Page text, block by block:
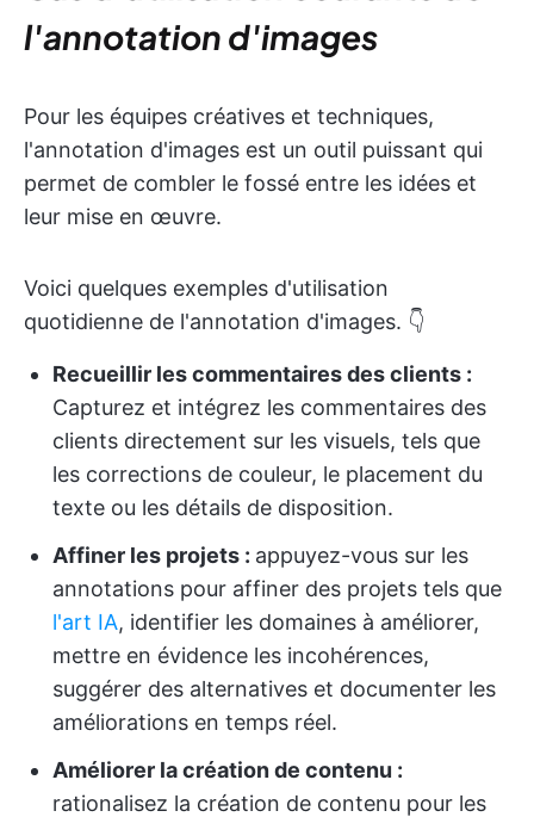
l'annotation d'images
Pour les équipes créatives et techniques,
l'annotation d'images est un outil puissant qui
permet de combler le fossé entre les idées et
leur mise en œuvre.
Voici quelques exemples d'utilisation
quotidienne de l'annotation d'images. 👇
Recueillir les commentaires des clients :
Capturez et intégrez les commentaires des
clients directement sur les visuels, tels que
les corrections de couleur, le placement du
texte ou les détails de disposition.
Affiner les projets : appuyez-vous sur les
annotations pour affiner des projets tels que
l'art IA, identifier les domaines à améliorer,
mettre en évidence les incohérences,
suggérer des alternatives et documenter les
améliorations en temps réel.
Améliorer la création de contenu :
rationalisez la création de contenu pour les